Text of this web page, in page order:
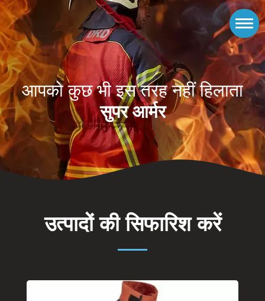
आपको कुछ भी इस तरह नहीं हिलाता
सुपर आर्मर
उत्पादों की सिफारिश करें